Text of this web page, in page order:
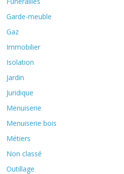
Garde-meuble
Gaz
Immobilier
Isolation
Jardin
Juridique
Menuiserie
Menuiserie bois
Métiers
Non classé
Outillage